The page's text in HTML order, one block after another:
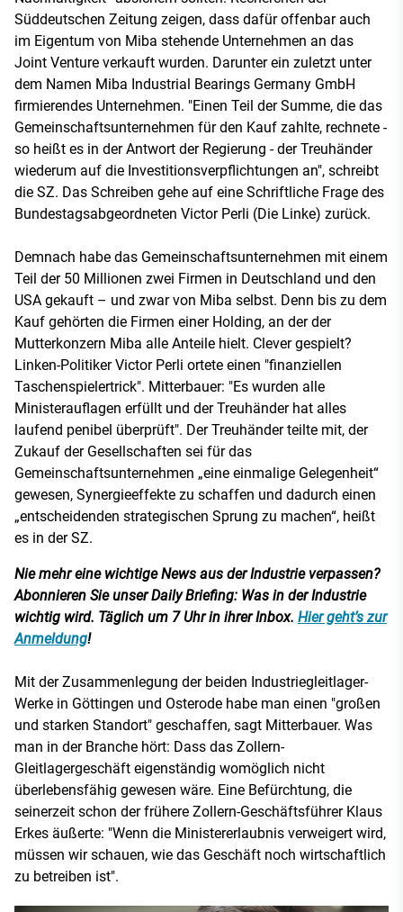
Süddeutschen Zeitung zeigen, dass dafür offenbar auch
im Eigentum von Miba stehende Unternehmen an das
Joint Venture verkauft wurden. Darunter ein zuletzt unter
dem Namen Miba Industrial Bearings Germany GmbH
firmierendes Unternehmen. "Einen Teil der Summe, die das
Gemeinschaftsunternehmen für den Kauf zahlte, rechnete -
so heißt es in der Antwort der Regierung - der Treuhänder
wiederum auf die Investitionsverpflichtungen an", schreibt
die SZ. Das Schreiben gehe auf eine Schriftliche Frage des
Bundestagsabgeordneten Victor Perli (Die Linke) zurück.
Demnach habe das Gemeinschaftsunternehmen mit einem
Teil der 50 Millionen zwei Firmen in Deutschland und den
USA gekauft – und zwar von Miba selbst. Denn bis zu dem
Kauf gehörten die Firmen einer Holding, an der der
Mutterkonzern Miba alle Anteile hielt. Clever gespielt?
Linken-Politiker Victor Perli ortete einen "finanziellen
Taschenspielertrick". Mitterbauer: "Es wurden alle
Ministerauflagen erfüllt und der Treuhänder hat alles
laufend penibel überprüft". Der Treuhänder teilte mit, der
Zukauf der Gesellschaften sei für das
Gemeinschaftsunternehmen „eine einmalige Gelegenheit“
gewesen, Synergieeffekte zu schaffen und dadurch einen
„entscheidenden strategischen Sprung zu machen“, heißt
es in der SZ.
Nie mehr eine wichtige News aus der Industrie verpassen?
Abonnieren Sie unser Daily Briefing: Was in der Industrie
wichtig wird. Täglich um 7 Uhr in ihrer Inbox. Hier geht’s zur
Anmeldung!
Mit der Zusammenlegung der beiden Industriegleitlager-
Werke in Göttingen und Osterode habe man einen "großen
und starken Standort" geschaffen, sagt Mitterbauer. Was
man in der Branche hört: Dass das Zollern-
Gleitlagergeschäft eigenständig womöglich nicht
überlebensfähig gewesen wäre. Eine Befürchtung, die
seinerzeit schon der frühere Zollern-Geschäftsführer Klaus
Erkes äußerte: "Wenn die Ministererlaubnis verweigert wird,
müssen wir schauen, wie das Geschäft noch wirtschaftlich
zu betreiben ist".